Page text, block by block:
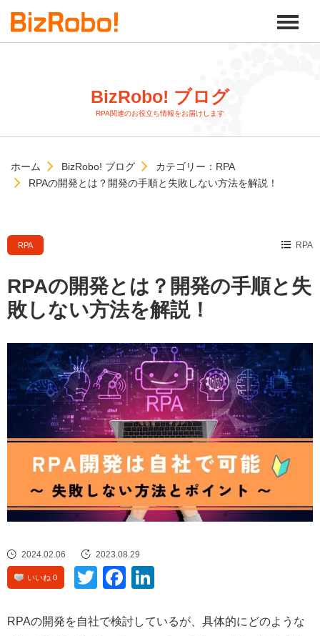
BizRobo! ブログ
RPA関連のお役立ち情報をお届けします
ホーム BizRobo! ブログ カテゴリー： RPA
RPAの開発とは？開発の手順と失敗しない方法を解説！
RPA RPA
RPAの開発とは？開発の手順と失
敗しない方法を解説！
2024.02.06 2023.08.29
いいね 0 Twitte Face
RPAの開発を自社で検討しているが、具体的にどのような